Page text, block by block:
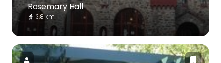
Rosemary Hall
3.8 km